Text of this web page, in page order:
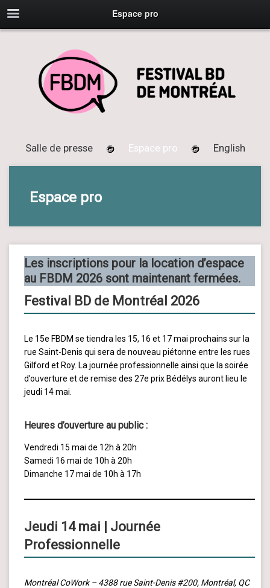
Espace pro
Salle de presse Espace pro English
Espace pro
Les inscriptions pour la location d’espace
au FBDM 2026 sont maintenant fermées.
Festival BD de Montréal 2026
Le 15e FBDM se tiendra les 15, 16 et 17 mai prochains sur la
rue Saint-Denis qui sera de nouveau piétonne entre les rues
Gilford et Roy. La journée professionnelle ainsi que la soirée
d’ouverture et de remise des 27e prix Bédélys auront lieu le
jeudi 14 mai.
Heures d’ouverture au public :
Vendredi 15 mai de 12h à 20h
Samedi 16 mai de 10h à 20h
Dimanche 17 mai de 10h à 17h
Jeudi 14 mai
Journée
Professionnelle
Montréal CoWork – 4388 rue Saint-Denis #200, Montréal, QC